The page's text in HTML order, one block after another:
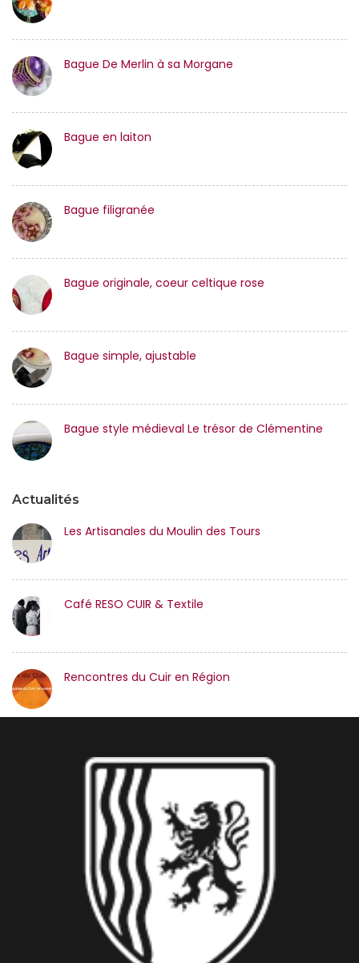
Bague De Merlin à sa Morgane
Bague en laiton
Bague filigranée
Bague originale, coeur celtique rose
Bague simple, ajustable
Bague style médieval Le trésor de Clémentine
Actualités
Les Artisanales du Moulin des Tours
Café RESO CUIR & Textile
Rencontres du Cuir en Région